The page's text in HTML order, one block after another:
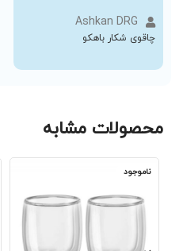
Ashkan DRG
چاقوی شکار باهکو
محصولات مشابه
ناموجود